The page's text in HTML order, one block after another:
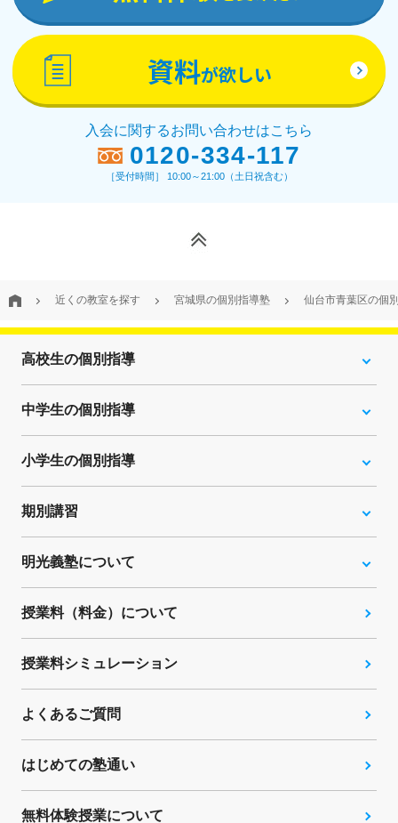
資料が欲しい
入会に関するお問い合わせはこちら
0120-334-117
［受付時間］ 10:00～21:00（土日祝含む）
近くの教室を探す 宮城県の個別指導塾 仙台市青葉区の個
高校生の個別指導
中学生の個別指導
小学生の個別指導
期別講習
明光義塾について
授業料（料金）について
授業料シミュレーション
よくあるご質問
はじめての塾通い
無料体験授業について